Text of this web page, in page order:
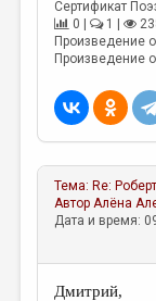
МАЛАЯ ПРОЗА
ЭССЕИСТИКА
Сертификат
0 |
1 |
Произведение
Произведение
Тема: Re:
АвторАлёна
Дата и время:
Дмитрий,